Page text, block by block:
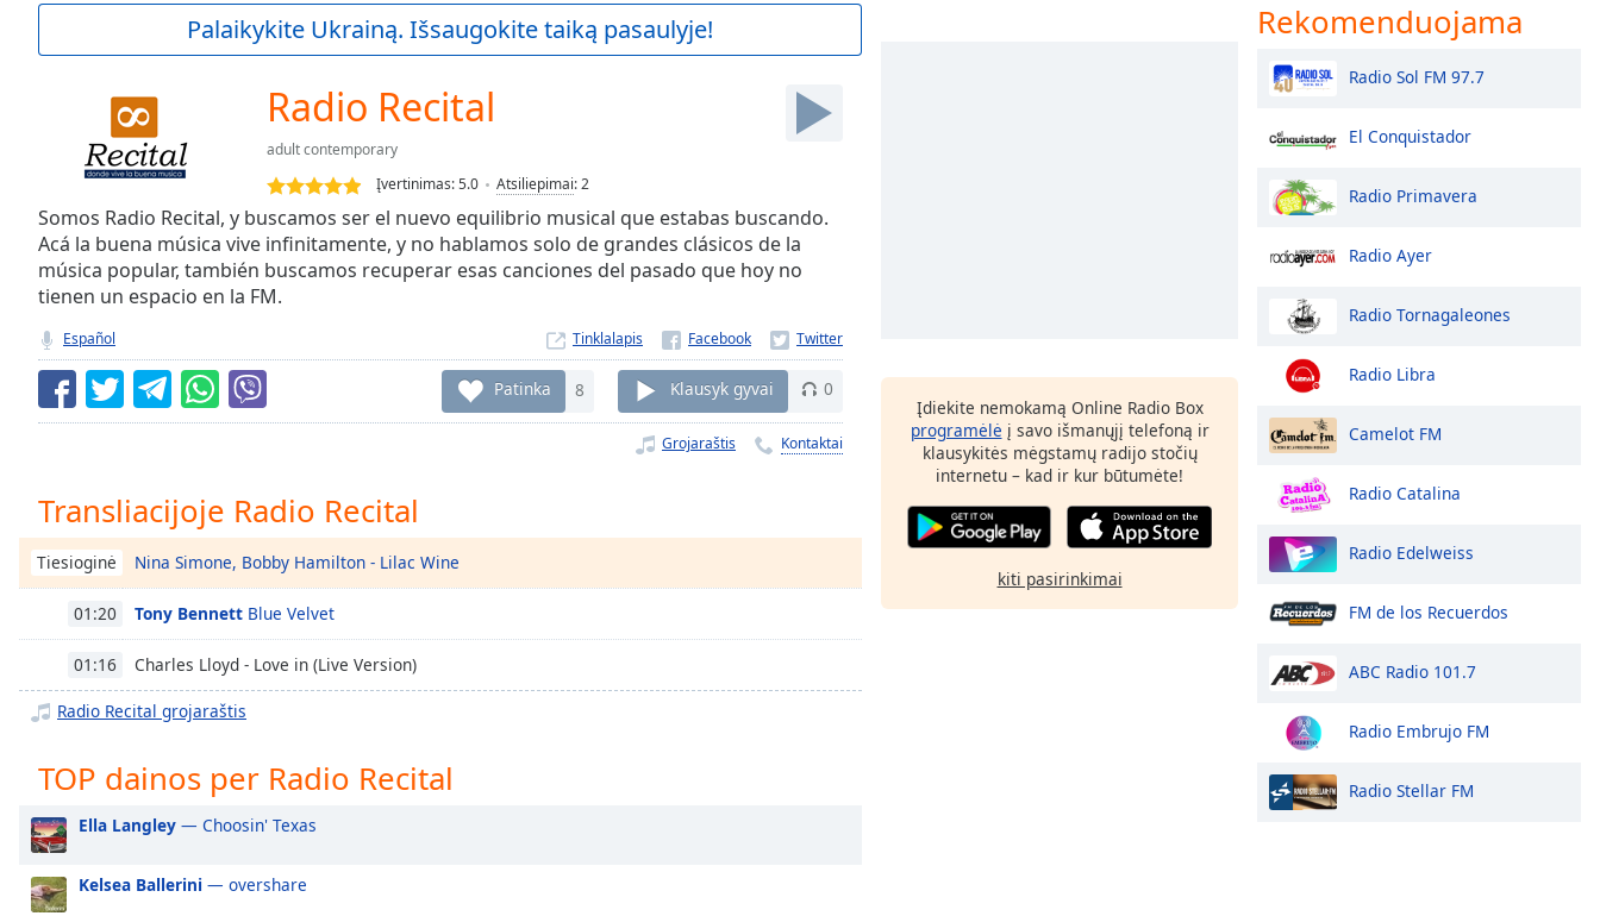
Current
TypeLIVE
Seek to
live,
currently
behind
Remaining
Time-
Chapters
Chapters
descriptions
off,
selected
Subtitles
subtitles
settings
opens
subtitles
Palaikykite Ukrainą. Išsaugokite taiką pasaulyje!
Radio Recital
adult contemporary
Įvertinimas:5.0 Atsiliepimai:2
Somos Radio Recital, y buscamos ser el nuevo equilibrio musical que estabas buscando.
Acá la buena música vive infinitamente, y no hablamos solo de grandes clásicos de la
música popular, también buscamos recuperar esas canciones del pasado que hoy no
tienen un espacio en la FM.
Español Tinklalapis
Patinka 8 Klausyk gyvai 0
Grojaraštis Kontaktai
Transliacijoje Radio Recital
Tiesioginė Nina Simone, Bobby Hamilton - Lilac Wine
01:20 Tony Bennett Blue Velvet
01:16 Charles Lloyd - Love in (Live Version)
Radio Recital grojaraštis
TOP dainos per Radio Recital
Ella Langley — Choosin' Texas
Kelsea Ballerini — overshare
Įdiekite nemokamą Online Radio Box
programėlė į savo išmanųjį telefoną ir
klausykitės mėgstamų radijo stočių
internetu – kad ir kur būtumėte!
kiti pasirinkimai
Rekomenduojama
Radio Sol FM 97.7
El Conquistador
Radio Primavera
Radio Ayer
Radio Tornagaleones
Radio Libra
Camelot FM
Radio Catalina
Radio Edelweiss
FM de los Recuerdos
ABC Radio 101.7
Radio Embrujo FM
Radio Stellar FM